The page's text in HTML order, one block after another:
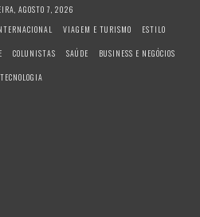
AGOSTO 7, 2026
VIAGEM E TURISMO
ESTILO
COLUNISTAS SAÚDE
BUSINESS E NEGÓCIOS
TECNOLOGIA